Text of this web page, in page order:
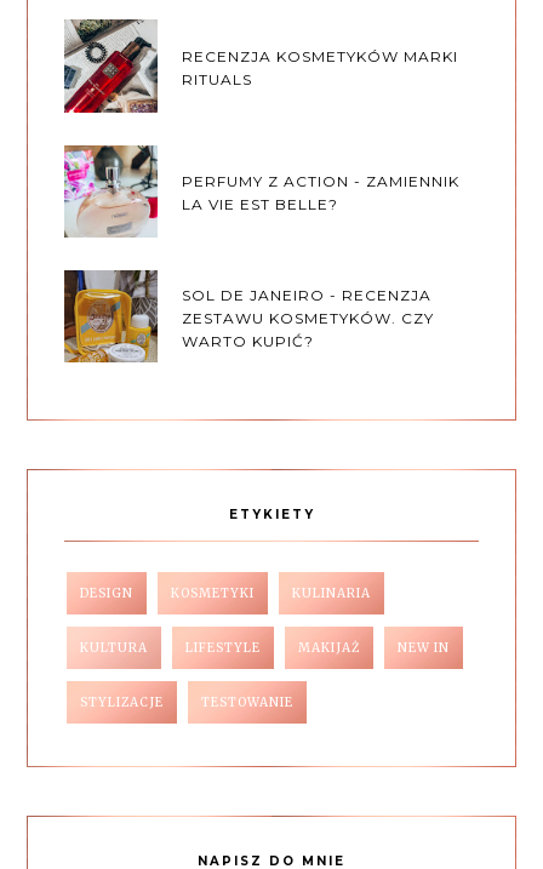
RECENZJA KOSMETYKÓW MARKI
RITUALS
PERFUMY Z ACTION - ZAMIENNIK
LA VIE EST BELLE?
SOL DE JANEIRO - RECENZJA
ZESTAWU KOSMETYKÓW. CZY
WARTO KUPIĆ?
ETYKIETY
DESIGN KOSMETYKI KULINARIA
KULTURA LIFESTYLE MAKIJAŻ NEW IN
STYLIZACJE TESTOWANIE
NAPISZ DO MNIE